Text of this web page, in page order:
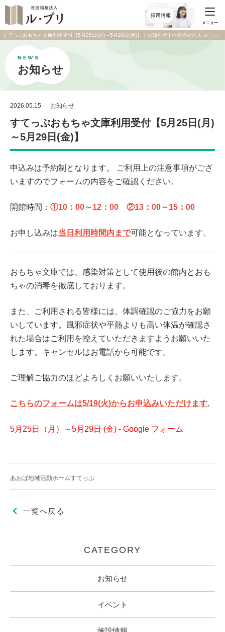
メニュー
NEWS
お知らせ
2026.05.15 お知らせ
すてっぷおもちゃ文庫利用受付【5月25日(月)
～5月29日(金)】
申込みは予約制となります。 ご利用上の注意事項がござ
いますのでフォームの内容をご確認ください。
開館時間： ①10：00～12：00 ②13：00～15：00
お申し込みは当日利用時間内まで可能となっています。
おもちゃ文庫では、感染対策として使用後の館内とおも
ちゃの消毒を徹底しております。
また、ご利用される皆様には、体調確認のご協力をお願
いしています。風邪症状や平熱よりも高い体温が確認さ
れた場合はご利用を控えていただきますようお願いいた
します。キャンセルはお電話から可能です。
ご理解ご協力のほどよろしくお願いいたします。
こちらのフォームは5/19(火)からお申込みいただけます.
5月25日（月）～5月29日 (金) - Google フォーム
あおば地域活動ホームすてっぷ
一覧へ戻る
CATEGORY
お知らせ
イベント